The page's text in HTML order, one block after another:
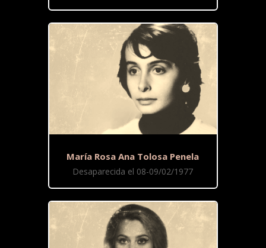
María Rosa Ana Tolosa Penela
Desaparecida el 08-09/02/1977